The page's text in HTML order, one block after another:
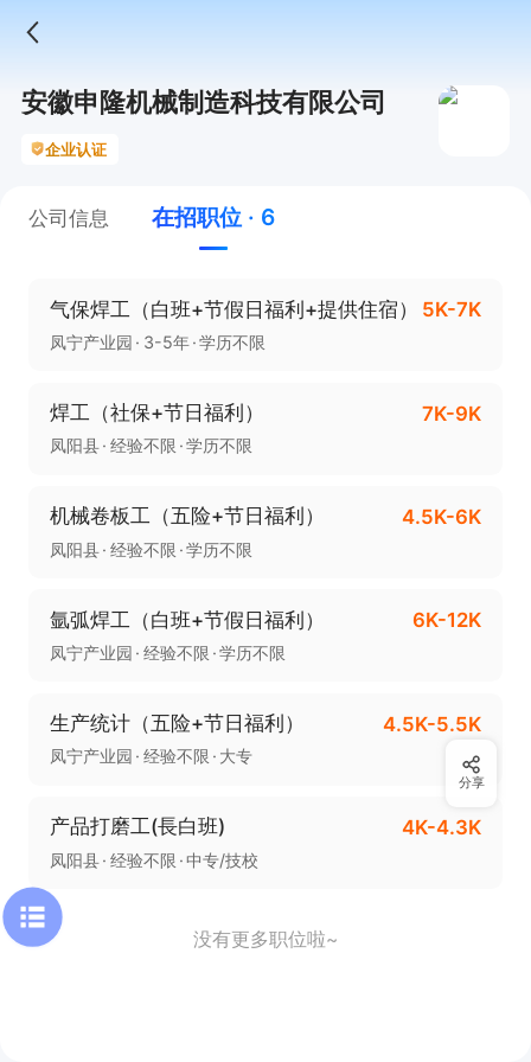
安徽申隆机械制造科技有限公司
企业认证
公司信息 在招职位 · 6
气保焊工（白班+节假日福利+提供住宿） 5K-7K
凤宁产业园 3-5年 学历不限
焊工（社保+节日福利） 7K-9K
凤阳县 经验不限 学历不限
机械卷板工（五险+节日福利） 4.5K-6K
凤阳县 经验不限 学历不限
氩弧焊工（白班+节假日福利） 6K-12K
凤宁产业园 经验不限 学历不限
生产统计（五险+节日福利） 4.5K-5.5K
凤宁产业园 经验不限 大专
产品打磨工(長白班) 4K-4.3K
凤阳县 经验不限 中专/技校
没有更多职位啦~
分享